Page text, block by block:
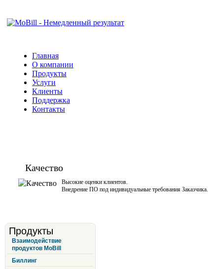
Главная
О компании
Продукты
Услуги
Клиенты
Поддержка
Контакты
Качество
Высокие оценки клиентов.
Внедрение ПО под индивидуальные требования Заказчика.
Продукты
Взаимодействие
продуктов MoBill
Биллинг